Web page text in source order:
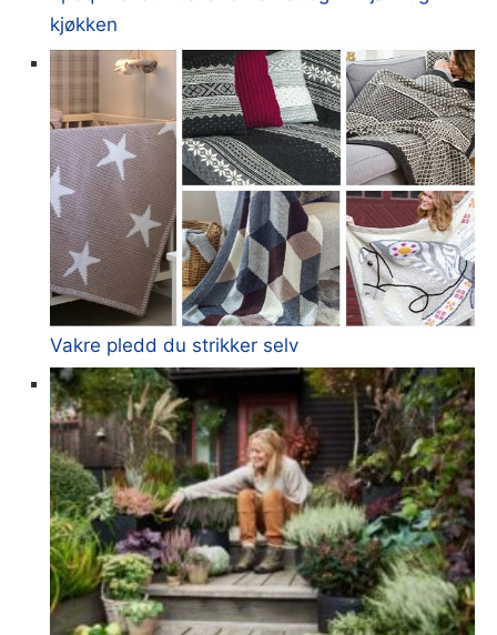
kjøkken
Vakre pledd du strikker selv